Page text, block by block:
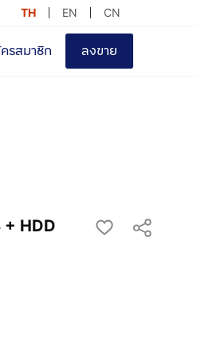
TH EN CN
รสมาชิก ลงขาย
+ HDD